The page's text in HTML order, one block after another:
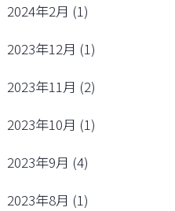
2024年2月 (1)
2023年12月 (1)
2023年11月 (2)
2023年10月 (1)
2023年9月 (4)
2023年8月 (1)